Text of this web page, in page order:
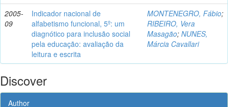
2005-
09
Indicador nacional de
alfabetismo funcional, 5º: um
diagnótico para inclusão social
pela educação: avaliação da
leitura e escrita
MONTENEGRO, Fábio;
RIBEIRO, Vera
Masagão; NUNES,
Márcia Cavallari
Discover
Author